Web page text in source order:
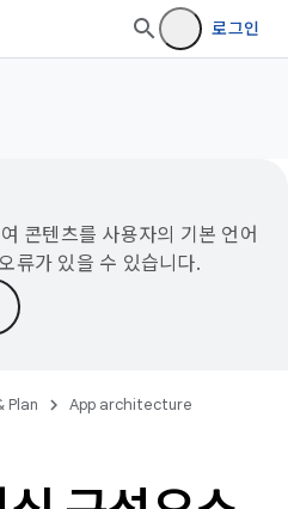
로그인
콘텐츠를 사용자의 기본 언어
류가 있을 수 있습니다.
Plan App architecture